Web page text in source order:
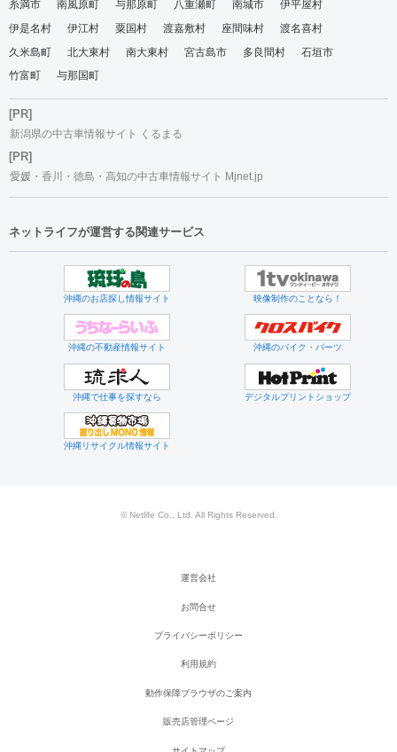
糸満市
南風原町 与那原町 八重瀬町 南城市
伊平屋村
伊是名村
伊江村 粟国村 渡嘉敷村 座間味村
渡名喜村
久米島町
北大東村 南大東村 宮古島市 多良間村
石垣市
竹富町
与那国町
[PR]
新潟県の中古車情報サイト くるまる
[PR]
愛媛・香川・徳島・高知の中古車情報サイト Mjnet.jp
ネットライフが運営する関連サービス
沖縄のお店探し情報サイト 映像制作のことなら！
沖縄の不動産情報サイト 沖縄のバイク・パーツ
沖縄で仕事を探すなら デジタルプリントショップ
沖縄リサイクル情報サイト
© Netlife Co., Ltd. All Rights Reserved.
運営会社
お問合せ
プライバシーポリシー
利用規約
動作保障ブラウザのご案内
販売店管理ページ